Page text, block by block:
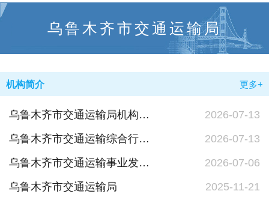
乌鲁木齐市交通运输局
机构简介 更多+
乌鲁木齐市交通运输局机构联系方式
2026-07-13
乌鲁木齐市交通运输综合行政执法局机构职能
2026-07-13
乌鲁木齐市交通运输事业发展中心机构职能
2026-07-06
乌鲁木齐市交通运输局
2025-11-21